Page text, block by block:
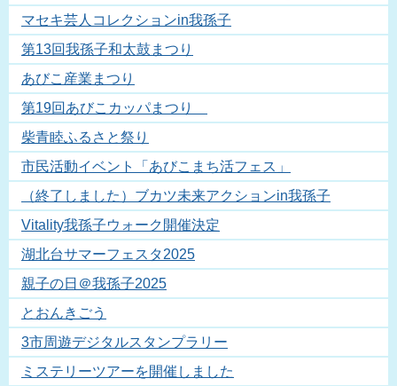
マセキ芸人コレクションin我孫子
第13回我孫子和太鼓まつり
あびこ産業まつり
第19回あびこカッパまつり
柴青睦ふるさと祭り
市民活動イベント「あびこまち活フェス」
（終了しました）ブカツ未来アクションin我孫子
Vitality我孫子ウォーク開催決定
湖北台サマーフェスタ2025
親子の日＠我孫子2025
とおんきごう
3市周遊デジタルスタンプラリー
ミステリーツアーを開催しました